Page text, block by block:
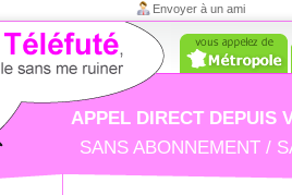
Envoyer à un ami
APPEL DIRECT DEPUIS
SANS ABONNEMENT /